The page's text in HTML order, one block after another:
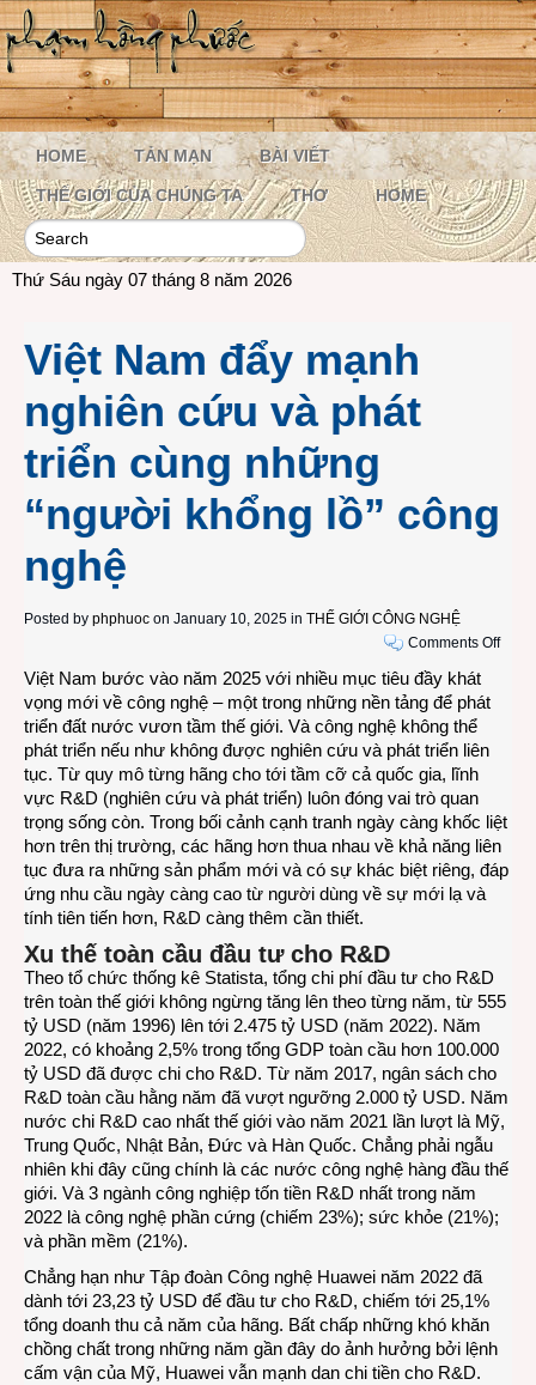
HOME TẢN MẠN BÀI VIẾT
THẾ GIỚI CỦA CHÚNG TA THƠ HOME
Thứ Sáu ngày 07 tháng 8 năm 2026
Việt Nam đẩy mạnh
nghiên cứu và phát
triển cùng những
“người khổng lồ” công
nghệ
Posted by phphuoc on January 10, 2025 in THẾ GIỚI CÔNG NGHỆ
Comments Offon
phát
triển
cùng
công
Việt Nam bước vào năm 2025 với nhiều mục tiêu đầy khát
vọng mới về công nghệ – một trong những nền tảng để phát
triển đất nước vươn tầm thế giới. Và công nghệ không thể
phát triển nếu như không được nghiên cứu và phát triển liên
tục. Từ quy mô từng hãng cho tới tầm cỡ cả quốc gia, lĩnh
vực R&D (nghiên cứu và phát triển) luôn đóng vai trò quan
trọng sống còn. Trong bối cảnh cạnh tranh ngày càng khốc liệt
hơn trên thị trường, các hãng hơn thua nhau về khả năng liên
tục đưa ra những sản phẩm mới và có sự khác biệt riêng, đáp
ứng nhu cầu ngày càng cao từ người dùng về sự mới lạ và
tính tiên tiến hơn, R&D càng thêm cần thiết.
Xu thế toàn cầu đầu tư cho R&D
Theo tổ chức thống kê Statista, tổng chi phí đầu tư cho R&D
trên toàn thế giới không ngừng tăng lên theo từng năm, từ 555
tỷ USD (năm 1996) lên tới 2.475 tỷ USD (năm 2022). Năm
2022, có khoảng 2,5% trong tổng GDP toàn cầu hơn 100.000
tỷ USD đã được chi cho R&D. Từ năm 2017, ngân sách cho
R&D toàn cầu hằng năm đã vượt ngưỡng 2.000 tỷ USD. Năm
nước chi R&D cao nhất thế giới vào năm 2021 lần lượt là Mỹ,
Trung Quốc, Nhật Bản, Đức và Hàn Quốc. Chẳng phải ngẫu
nhiên khi đây cũng chính là các nước công nghệ hàng đầu thế
giới. Và 3 ngành công nghiệp tốn tiền R&D nhất trong năm
2022 là công nghệ phần cứng (chiếm 23%); sức khỏe (21%);
và phần mềm (21%).
Chẳng hạn như Tập đoàn Công nghệ Huawei năm 2022 đã
dành tới 23,23 tỷ USD để đầu tư cho R&D, chiếm tới 25,1%
tổng doanh thu cả năm của hãng. Bất chấp những khó khăn
chồng chất trong những năm gần đây do ảnh hưởng bởi lệnh
cấm vận của Mỹ, Huawei vẫn mạnh dan chi tiền cho R&D.